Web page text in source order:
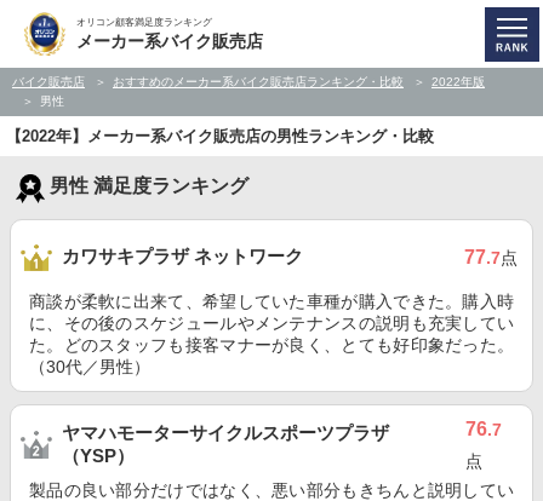
オリコン顧客満足度ランキング
メーカー系バイク販売店
バイク販売店 おすすめのメーカー系バイク販売店ランキング・比較
2022年版
男性
【2022年】メーカー系バイク販売店の男性ランキング・比較
男性 満足度ランキング
カワサキプラザ ネットワーク 77.7点
商談が柔軟に出来て、希望していた車種が購入できた。購入時
に、その後のスケジュールやメンテナンスの説明も充実してい
た。どのスタッフも接客マナーが良く、とても好印象だった。
（30代／男性）
ヤマハモーターサイクルスポーツプラザ
（YSP）
76.7
点
製品の良い部分だけではなく、悪い部分もきちんと説明してい